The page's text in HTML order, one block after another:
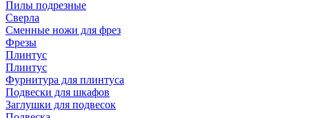
Пилы подрезные
Сверла
Сменные ножи для фрез
Фрезы
Плинтус
Плинтус
Фурнитура для плинтуса
Подвески для шкафов
Заглушки для подвесок